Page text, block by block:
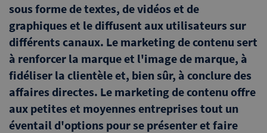
sous forme de textes, de vidéos et de
graphiques et le diffusent aux utilisateurs sur
différents canaux. Le marketing de contenu sert
à renforcer la marque et l'image de marque, à
fidéliser la clientèle et, bien sûr, à conclure des
affaires directes. Le marketing de contenu offre
aux petites et moyennes entreprises tout un
éventail d'options pour se présenter et faire